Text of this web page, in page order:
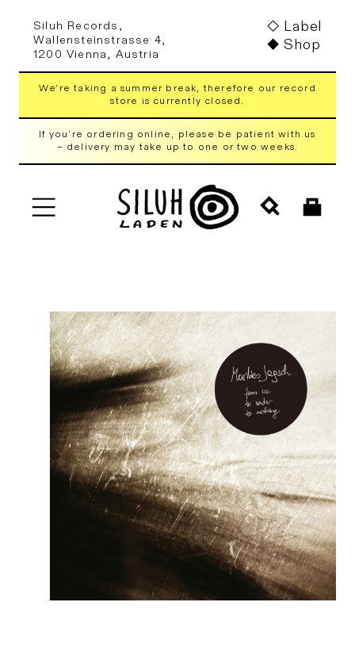
content
Siluh Records,
Wallensteinstrasse 4,
1200 Vienna, Austria
Label
Shop
We're taking a summer break, therefore our record
store is currently closed.
If you're ordering online, please be patient with us
– delivery may take up to one or two weeks.
Cart
Skip to
product
information